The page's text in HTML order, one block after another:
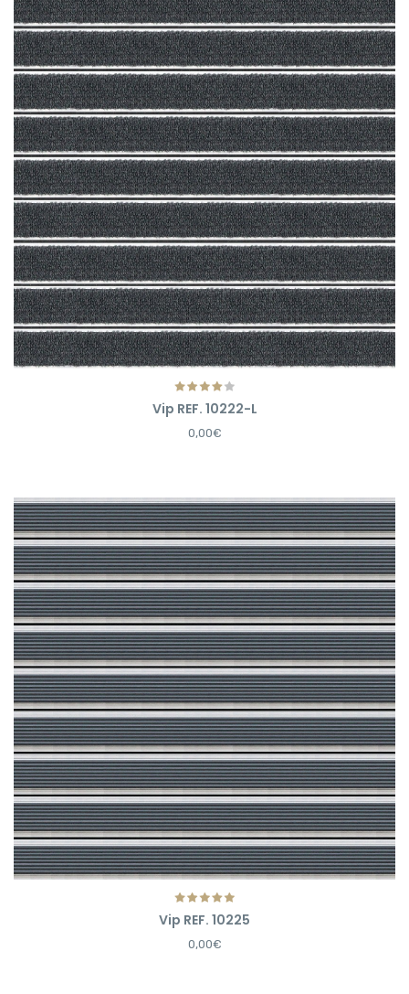
Vip REF. 10222-L
0,00€
Vip REF. 10225
0,00€